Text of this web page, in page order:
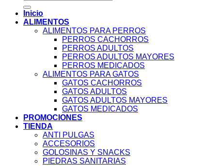
por:
Inicio
ALIMENTOS
ALIMENTOS PARA PERROS
PERROS CACHORROS
PERROS ADULTOS
PERROS ADULTOS MAYORES
PERROS MEDICADOS
ALIMENTOS PARA GATOS
GATOS CACHORROS
GATOS ADULTOS
GATOS ADULTOS MAYORES
GATOS MEDICADOS
PROMOCIONES
TIENDA
ANTI PULGAS
ACCESORIOS
GOLOSINAS Y SNACKS
PIEDRAS SANITARIAS